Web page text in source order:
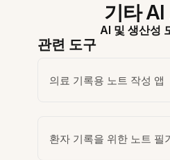
기타 AI
AI 및 생산성
관련 도구
의료 기록용 노트 작성 앱
환자 기록을 위한 노트 필